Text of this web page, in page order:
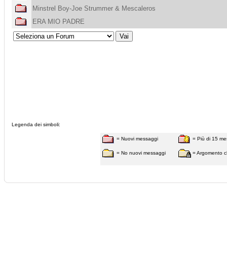
Minstrel Boy-Joe Strummer & Mescaleros
ERA MIO PADRE
Legenda dei simboli:
= Nuovi messaggi
= No nuovi messaggi
= Più di 15
= Argomento